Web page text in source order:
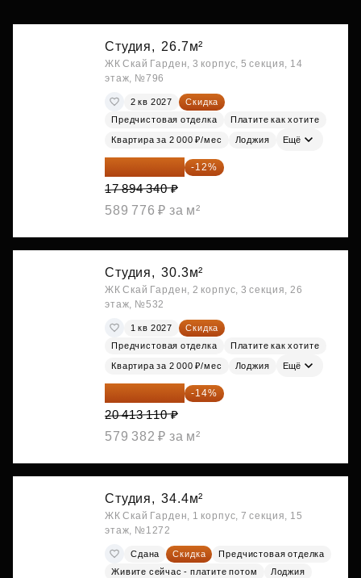
Студия, 26.7м²
ЖК Скай Гарден, 3 корпус, 5 секция, 14
этаж, №796
2 кв 2027
Скидка
Предчистовая отделка
Платите как хотите
Квартира за 2 000 ₽/мес Лоджия Ещё
15 747 019 ₽ -12%
17 894 340 ₽
589 776 ₽ за м²
Студия, 30.3м²
ЖК Скай Гарден, 2 корпус, 3 секция, 26
этаж, №532
1 кв 2027
Скидка
Предчистовая отделка
Платите как хотите
Квартира за 2 000 ₽/мес Лоджия Ещё
17 555 275 ₽ -14%
20 413 110 ₽
579 382 ₽ за м²
Студия, 34.4м²
ЖК Скай Гарден, 1 корпус, 7 секция, 15
этаж, №1272
Сдана Скидка
Предчистовая отделка
Живите сейчас - платите потом
Лоджия